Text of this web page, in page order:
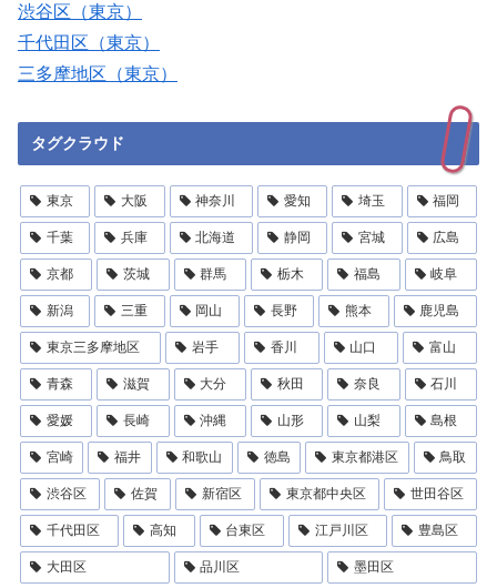
渋谷区（東京）
千代田区（東京）
三多摩地区（東京）
タグクラウド
東京 大阪 神奈川 愛知 埼玉 福岡
千葉 兵庫 北海道 静岡 宮城 広島
京都 茨城 群馬 栃木 福島 岐阜
新潟 三重 岡山 長野 熊本 鹿児島
東京三多摩地区 岩手 香川 山口 富山
青森 滋賀 大分 秋田 奈良 石川
愛媛 長崎 沖縄 山形 山梨 島根
宮崎 福井 和歌山 徳島 東京都港区 鳥取
渋谷区 佐賀 新宿区 東京都中央区 世田谷区
千代田区 高知 台東区 江戸川区 豊島区
大田区 品川区 墨田区